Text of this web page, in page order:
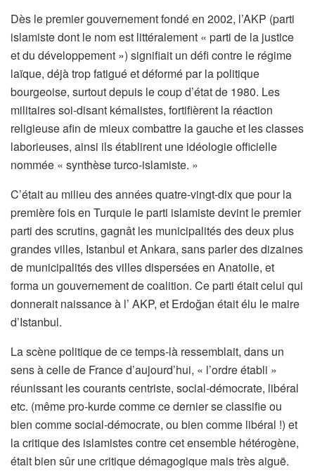
Dès le premier gouvernement fondé en 2002, l’AKP (parti
islamiste dont le nom est littéralement « parti de la justice
et du développement ») signifiait un défi contre le régime
laïque, déjà trop fatigué et déformé par la politique
bourgeoise, surtout depuis le coup d’état de 1980. Les
militaires soi-disant kémalistes, fortifièrent la réaction
religieuse afin de mieux combattre la gauche et les classes
laborieuses, ainsi ils établirent une idéologie officielle
nommée « synthèse turco-islamiste. »
C’était au milieu des années quatre-vingt-dix que pour la
première fois en Turquie le parti islamiste devint le premier
parti des scrutins, gagnât les municipalités des deux plus
grandes villes, Istanbul et Ankara, sans parler des dizaines
de municipalités des villes dispersées en Anatolie, et
forma un gouvernement de coalition. Ce parti était celui qui
donnerait naissance à l’ AKP, et Erdoğan était élu le maire
d’Istanbul.
La scène politique de ce temps-là ressemblait, dans un
sens à celle de France d’aujourd’hui, « l’ordre établi »
réunissant les courants centriste, social-démocrate, libéral
etc. (même pro-kurde comme ce dernier se classifie ou
bien comme social-démocrate, ou bien comme libéral !) et
la critique des islamistes contre cet ensemble hétérogène,
était bien sûr une critique démagogique mais très aiguë.